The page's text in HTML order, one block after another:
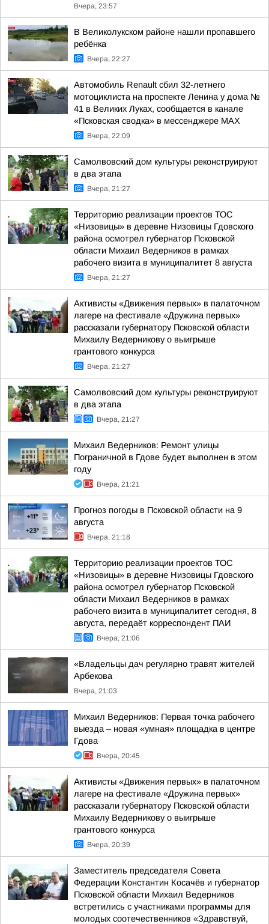
Вчера, 23:57
В Великолукском районе нашли пропавшего
ребёнка
Вчера, 22:27
Автомобиль Renault сбил 32-летнего
мотоциклиста на проспекте Ленина у дома №
41 в Великих Луках, сообщается в канале
«Псковская сводка» в мессенджере MAX
Вчера, 22:09
Самолвовский дом культуры реконструируют
в два этапа
Вчера, 21:27
Территорию реализации проектов ТОС
«Низовицы» в деревне Низовицы Гдовского
района осмотрел губернатор Псковской
области Михаил Ведерников в рамках
рабочего визита в муниципалитет 8 августа
Вчера, 21:27
Активисты «Движения первых» в палаточном
лагере на фестивале «Дружина первых»
рассказали губернатору Псковской области
Михаилу Ведерникову о выигрыше
грантового конкурса
Вчера, 21:27
Самолвовский дом культуры реконструируют
в два этапа
Вчера, 21:27
Михаил Ведерников: Ремонт улицы
Пограничной в Гдове будет выполнен в этом
году
Вчера, 21:21
Прогноз погоды в Псковской области на 9
августа
Вчера, 21:18
Территорию реализации проектов ТОС
«Низовицы» в деревне Низовицы Гдовского
района осмотрел губернатор Псковской
области Михаил Ведерников в рамках
рабочего визита в муниципалитет сегодня, 8
августа, передаёт корреспондент ПАИ
Вчера, 21:06
«Владельцы дач регулярно травят жителей
Арбекова
Вчера, 21:03
Михаил Ведерников: Первая точка рабочего
выезда – новая «умная» площадка в центре
Гдова
Вчера, 20:45
Активисты «Движения первых» в палаточном
лагере на фестивале «Дружина первых»
рассказали губернатору Псковской области
Михаилу Ведерникову о выигрыше
грантового конкурса
Вчера, 20:39
Заместитель председателя Совета
Федерации Константин Косачёв и губернатор
Псковской области Михаил Ведерников
встретились с участниками программы для
молодых соотечественников «Здравствуй,